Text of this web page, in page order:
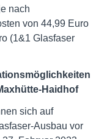
nach
von 44,99 Euro
(1&1 Glasfaser
Haidhof
sich auf
Ausbau vor